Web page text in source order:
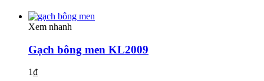
Xem nhanh
Gạch bông men KL2009
1₫